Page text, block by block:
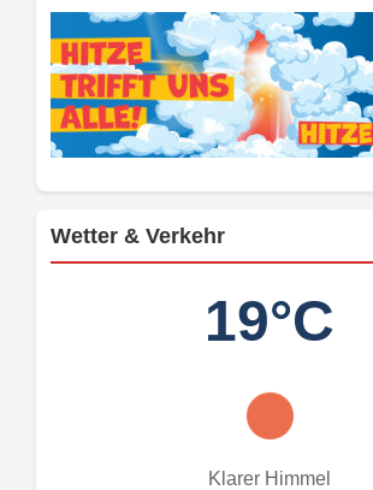
Wetter & Verkehr
19°C
Klarer Himmel